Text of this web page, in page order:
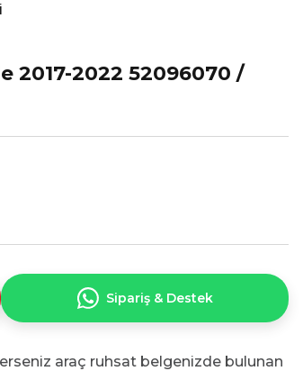
2017-2022 52096070 /
Sipariş & Destek
araç ruhsat belgenizde bulunan